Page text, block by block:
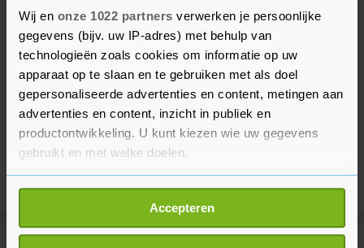
Wij en onze 1022 partners verwerken je persoonlijke
gegevens (bijv. uw IP-adres) met behulp van
technologieën zoals cookies om informatie op uw
apparaat op te slaan en te gebruiken met als doel
gepersonaliseerde advertenties en content, metingen aan
advertenties en content, inzicht in publiek en
productontwikkeling. U kunt kiezen wie uw gegevens
gebruikt en met welke doelen.
Als u het toestaat, willen we ook graag:
Informatie verzamelen over uw geografische
locatie, die tot een paar meter nauwkeurig kan zijn
Accepteren